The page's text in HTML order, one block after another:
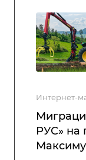
Интернет-
РУС» на